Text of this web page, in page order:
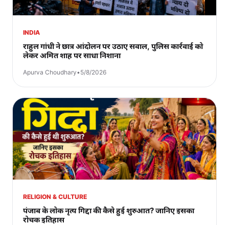
INDIA
राहुल गांधी ने छात्र आंदोलन पर उठाए सवाल, पुलिस कार्रवाई को
लेकर अमित शाह पर साधा निशाना
Apurva Choudhary•5/8/2026
RELIGION & CULTURE
पंजाब के लोक नृत्य गिद्दा की कैसे हुई शुरुआत? जानिए इसका
रोचक इतिहास